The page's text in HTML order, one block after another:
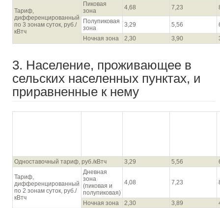
Тариф,
дифференцированный
по 3 зонам суток, руб./
кВтч
Пиковая
зона
4,68 7,23
Полупиковая
зона
3,29 5,56
Ночная зона
2,30 3,90
3. Население, проживающее в
сельских населенных пунктах, и
приравненные к нему
Одноставочный тариф, руб./кВтч 3,29 5,56
Тариф,
дифференцированный
по 2 зонам суток, руб./
кВтч
Дневная
зона
(пиковая и
полупиковая)
4,08 7,23
Ночная зона 2,30 3,89